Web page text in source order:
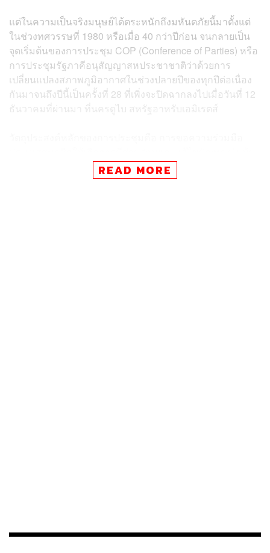
แต่ในความเป็นจริงมนุษย์ได้ตระหนักถึงมหันตภัยนี้มาตั้งแต่
ในช่วงทศวรรษที่ 1980 หรือเมื่อ 40 กว่าปีก่อน จนกลายเป็น
จุดเริ่มต้นของการประชุม COP (Conference of Parties) หรือ
การประชุมรัฐภาคีอนุสัญญาสหประชาชาติว่าด้วยการ
เปลี่ยนแปลงสภาพภูมิอากาศในช่วงปลายปีของทุกปีต่อเนื่อง
กันมาจนถึงปีนี้เป็นครั้งที่ 28 ที่เพิ่งจะปิดฉากลงไปเมื่อวันที่ 12
ธันวาคมที่ผ่านมา ที่นครดูไบ สหรัฐอาหรับเอมิเรตส์
ไปที่การรักษาระดับความเข้มข้นของก๊าซเรือนกระจกในชั้น
บรรยากาศให้อยู่ในระดับคงที่ เพื่อรักษาระดับอุณหภูมิเฉลี่ย
แม้ในช่วงไม่กี่ปีที่ผ่านมาพลังงานหมุนเวียนทั่วโลกจะเติบโต
READ MORE